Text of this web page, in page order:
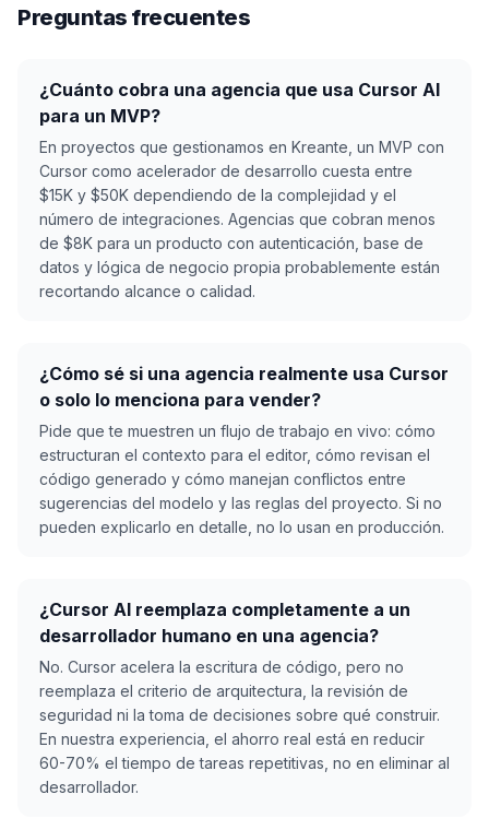
Preguntas frecuentes
¿Cuánto cobra una agencia que usa Cursor AI
para un MVP?
En proyectos que gestionamos en Kreante, un MVP con
Cursor como acelerador de desarrollo cuesta entre
$15K y $50K dependiendo de la complejidad y el
número de integraciones. Agencias que cobran menos
de $8K para un producto con autenticación, base de
datos y lógica de negocio propia probablemente están
recortando alcance o calidad.
¿Cómo sé si una agencia realmente usa Cursor
o solo lo menciona para vender?
Pide que te muestren un flujo de trabajo en vivo: cómo
estructuran el contexto para el editor, cómo revisan el
código generado y cómo manejan conflictos entre
sugerencias del modelo y las reglas del proyecto. Si no
pueden explicarlo en detalle, no lo usan en producción.
¿Cursor AI reemplaza completamente a un
desarrollador humano en una agencia?
No. Cursor acelera la escritura de código, pero no
reemplaza el criterio de arquitectura, la revisión de
seguridad ni la toma de decisiones sobre qué construir.
En nuestra experiencia, el ahorro real está en reducir
60-70% el tiempo de tareas repetitivas, no en eliminar al
desarrollador.